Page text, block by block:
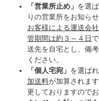
「営業所止め」 を選
りの営業所をお知ら
お客様による運送会
管期間は約３～４日
送先を自宅とし、備
ください。
「個人宅宛」 を選ば
加送料が加算されま
更しておりますので